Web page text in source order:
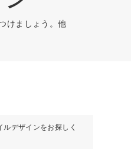
けましょう。他
デザインをお探しく